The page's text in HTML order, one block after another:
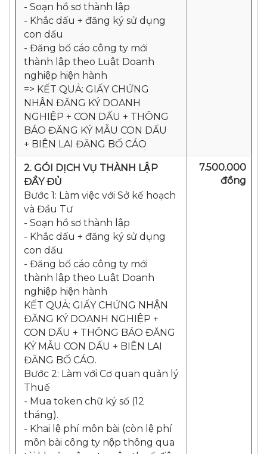
- Soạn hồ sơ thành lập
- Khắc dấu + đăng ký sử dụng
con dấu
- Đăng bố cáo công ty mới
thành lập theo Luật Doanh
nghiệp hiện hành
=> KẾT QUẢ: GIẤY CHỨNG
NHẬN ĐĂNG KÝ DOANH
NGHIỆP + CON DẤU + THÔNG
BÁO ĐĂNG KÝ MẪU CON DẤU
+ BIÊN LAI ĐĂNG BỐ CÁO
2. GÓI DỊCH VỤ THÀNH LẬP
ĐẦY ĐỦ
Bước 1: Làm việc với Sở kế hoạch
và Đầu Tư
- Soạn hồ sơ thành lập
- Khắc dấu + đăng ký sử dụng
con dấu
- Đăng bố cáo công ty mới
thành lập theo Luật Doanh
nghiệp hiện hành
KẾT QUẢ: GIẤY CHỨNG NHẬN
ĐĂNG KÝ DOANH NGHIỆP +
CON DẤU + THÔNG BÁO ĐĂNG
KÝ MẪU CON DẤU + BIÊN LAI
ĐĂNG BỐ CÁO.
Bước 2: Làm với Cơ quan quản lý
Thuế
- Mua token chữ ký số (12
tháng).
- Khai lệ phí môn bài (còn lệ phí
môn bài công ty nộp thông qua
7.500.000
đồng